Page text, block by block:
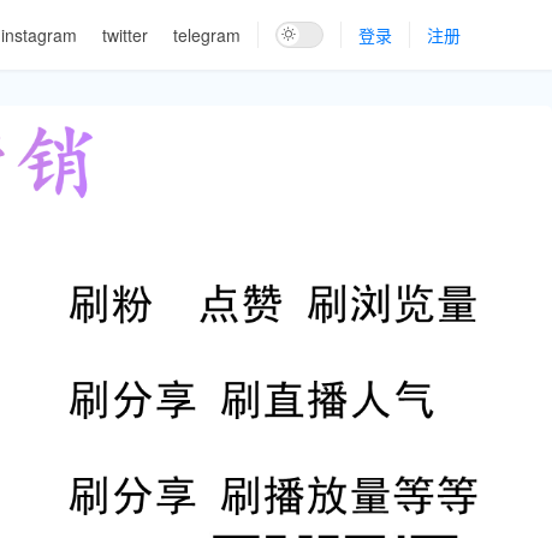
instagram twitter telegram 登录 注册